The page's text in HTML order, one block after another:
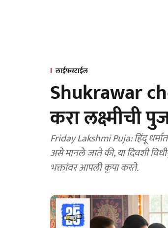
लाईफस्टाईल
Shukrawar
करा लक्ष्मीची
Friday Lakshmi Puja: हिंदू
असे मानले जाते की, या दिवशी
भक्तांवर आपली कृपा करते.